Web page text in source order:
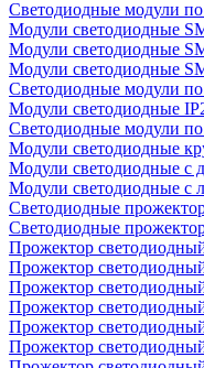
Светодиодные модули
Модули светодиодные
Модули светодиодные
Модули светодиодные
Светодиодные модули
Модули светодиодные
Светодиодные модули
Модули светодиодные
Модули светодиодные с
Модули светодиодные с
Светодиодные
Светодиодные
Прожектор
Прожектор
Прожектор
Прожектор
Прожектор
Прожектор